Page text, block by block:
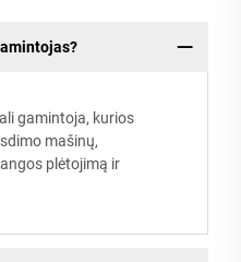
gamintoja, kurios
mašinų,
plėtojimą ir